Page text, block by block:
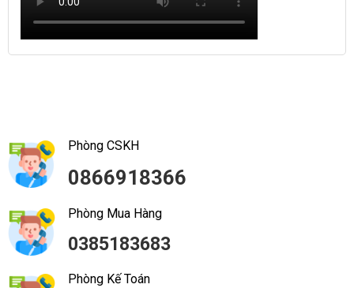
Phòng CSKH
0866918366
Phòng Mua Hàng
0385183683
Phòng Kế Toán